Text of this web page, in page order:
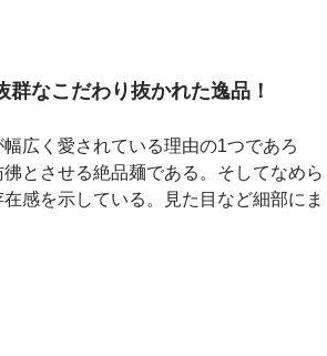
なこだわり抜かれた逸品！
広く愛されている理由の1つであろ
とさせる絶品麺である。そしてなめら
感を示している。見た目など細部にま